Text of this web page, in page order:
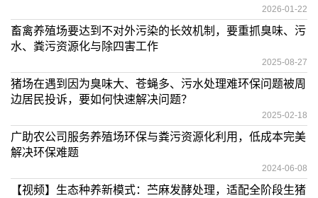
2026-01-22
畜禽养殖场要达到不对外污染的长效机制，要重抓臭味、污
水、粪污资源化与除四害工作
2025-08-27
猪场在遇到因为臭味大、苍蝇多、污水处理难环保问题被周
边居民投诉，要如何快速解决问题？
2025-02-18
广助农公司服务养殖场环保与粪污资源化利用，低成本完美
解决环保难题
2024-06-08
【视频】生态种养新模式：苎麻发酵处理，适配全阶段生猪